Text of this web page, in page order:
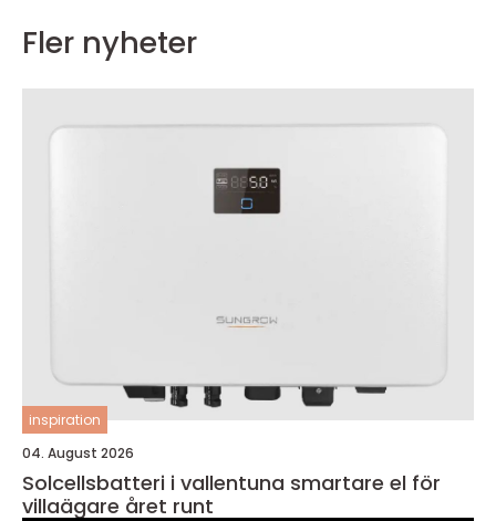
Fler nyheter
inspiration
04. August 2026
Solcellsbatteri i vallentuna smartare el för
villaägare året runt